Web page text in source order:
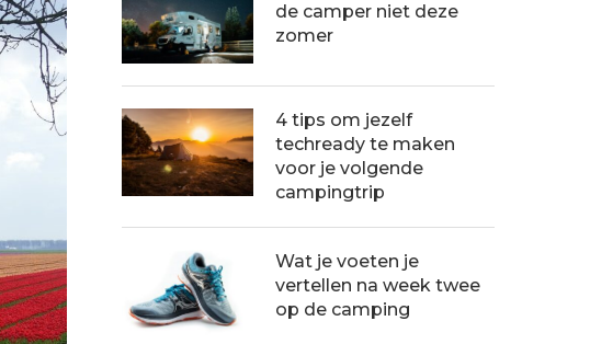
de camper niet deze
zomer
4 tips om jezelf
techready te maken
voor je volgende
campingtrip
Wat je voeten je
vertellen na week twee
op de camping